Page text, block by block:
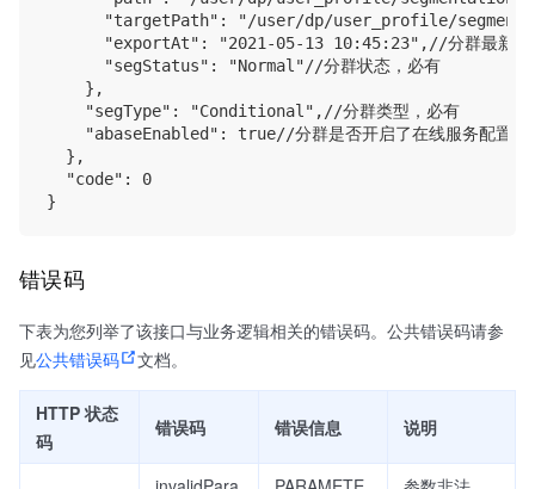
"targetPath": "/user/dp/user_profile/
"exportAt": "2021-05-13 10:45:23",//分群最新文
      "segStatus": "Normal"//分群状态，必有
    },
    "segType": "Conditional",//分群类型，必有
"abaseEnabled": true//分群是否开启了在线服务配置，
  },
  "code": 0
错误码
下表为您列举了该接口与业务逻辑相关的错误码。公共错误码请参
见公共错误码 文档。
HTTP 状态
码
错误码 错误信息 说明